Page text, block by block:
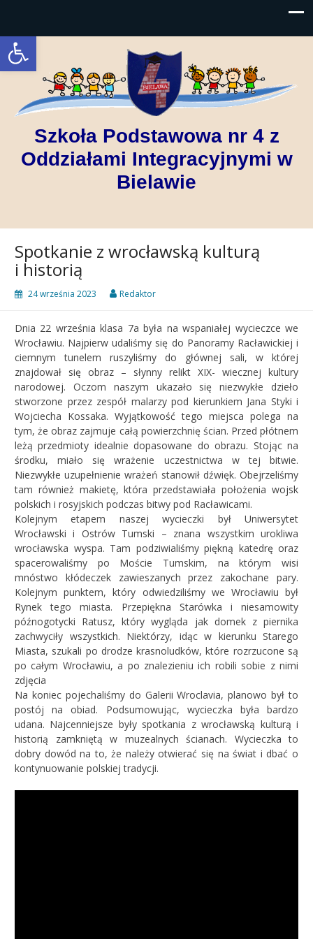
Open toolbar
Szkoła Podstawowa nr 4 z
Oddziałami Integracyjnymi w
Bielawie
Spotkanie z wrocławską kulturą
i historią
24 września 2023 Redaktor
Dnia 22 września klasa 7a była na wspaniałej wycieczce we
Wrocławiu. Najpierw udaliśmy się do Panoramy Racławickiej i
ciemnym tunelem ruszyliśmy do głównej sali, w której
znajdował się obraz – słynny relikt XIX- wiecznej kultury
narodowej. Oczom naszym ukazało się niezwykłe dzieło
stworzone przez zespół malarzy pod kierunkiem Jana Styki i
Wojciecha Kossaka. Wyjątkowość tego miejsca polega na
tym, że obraz zajmuje całą powierzchnię ścian. Przed płótnem
leżą przedmioty idealnie dopasowane do obrazu. Stojąc na
środku, miało się wrażenie uczestnictwa w tej bitwie.
Niezwykłe uzupełnienie wrażeń stanowił dźwięk. Obejrzeliśmy
tam również makietę, która przedstawiała położenia wojsk
polskich i rosyjskich podczas bitwy pod Racławicami.
Kolejnym etapem naszej wycieczki był Uniwersytet
Wrocławski i Ostrów Tumski – znana wszystkim urokliwa
wrocławska wyspa. Tam podziwialiśmy piękną katedrę oraz
spacerowaliśmy po Moście Tumskim, na którym wisi
mnóstwo kłódeczek zawieszanych przez zakochane pary.
Kolejnym punktem, który odwiedziliśmy we Wrocławiu był
Rynek tego miasta. Przepiękna Starówka i niesamowity
późnogotycki Ratusz, który wygląda jak domek z piernika
zachwyciły wszystkich. Niektórzy, idąc w kierunku Starego
Miasta, szukali po drodze krasnoludków, które rozrzucone są
po całym Wrocławiu, a po znalezieniu ich robili sobie z nimi
zdjęcia
Na koniec pojechaliśmy do Galerii Wroclavia, planowo był to
postój na obiad. Podsumowując, wycieczka była bardzo
udana. Najcenniejsze były spotkania z wrocławską kulturą i
historią zamkniętą w muzealnych ścianach. Wycieczka to
dobry dowód na to, że należy otwierać się na świat i dbać o
kontynuowanie polskiej tradycji.